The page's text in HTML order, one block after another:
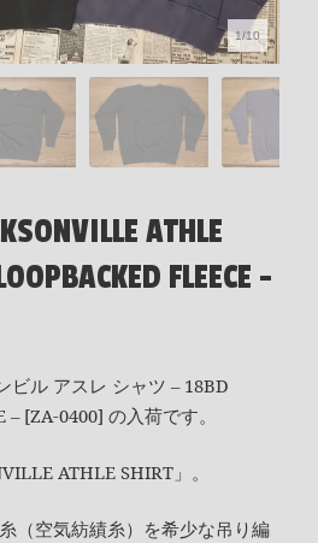
1/10
ATHLE
FLEECE -
ビル アスレ シャツ – 18BD
– [ZA-0400] の入荷です。
ATHLE SHIRT」。
（空気紡績糸）を希少な吊り編